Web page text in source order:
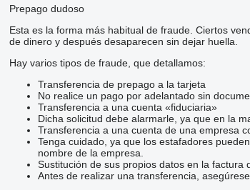
Prepago dudoso
Esta es la forma más habitual de fraude. Ciertos
de dinero y después desaparecen sin dejar huella.
Hay varios tipos de fraude, que detallamos:
Transferencia de prepago a la tarjeta
No realice un pago por adelantado sin
Transferencia a una cuenta «fiduciaria»
Dicha solicitud debe alarmarle, ya que en la
Transferencia a una cuenta de una empresa
Tenga cuidado, ya que los estafadores
nombre de la empresa.
Sustitución de sus propios datos en la factura
Antes de realizar una transferencia,